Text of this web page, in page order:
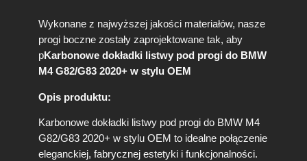
y
p
r
o
o
e
b
o
Wykonane z najwyższej jakości materiałów, nasze
progi boczne zostały zaprojektowane tak, aby
pKarbonowe dokładki listwy pod progi do BMW
M4 G82/G83 2020+ w stylu OEM
Opis produktu:
Karbonowe dokładki listwy pod progi do BMW M4
G82/G83 2020+ w stylu OEM to idealne połączenie
eleganckiej, fabrycznej estetyki i funkcjonalności.